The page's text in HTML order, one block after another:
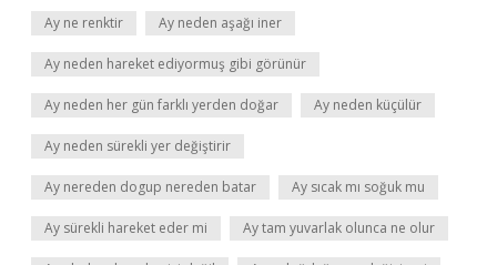
Ay ne renktir Ay neden aşağı iner
Ay neden hareket ediyormuş gibi görünür
Ay neden her gün farklı yerden doğar Ay neden küçülür
Ay neden sürekli yer değiştirir
Ay nereden dogup nereden batar Ay sıcak mı soğuk mu
Ay sürekli hareket eder mi Ay tam yuvarlak olunca ne olur